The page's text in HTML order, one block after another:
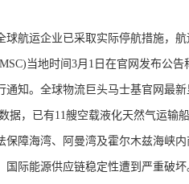
运企业已采取实际停航措施，航
当地时间3月1日在官网发布公
通知。全球物流巨头马士基官网最
据，已有11艘空载液化天然气运输
保障海湾、阿曼湾及霍尔木兹海峡
国际能源供应链稳定性遭到严重破坏